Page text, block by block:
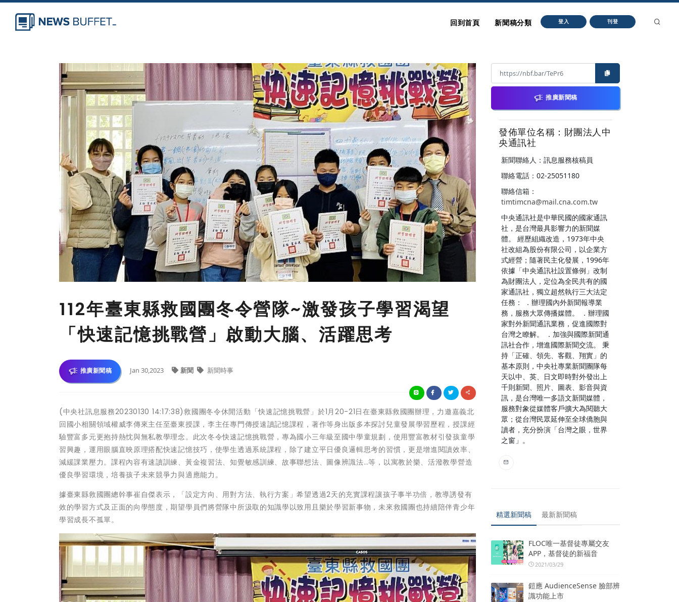
回到首頁 新聞稿分類 登入 刊登
112年臺東縣救國團冬令營隊~激發孩子學習渴望
「快速記憶挑戰營」啟動大腦、活躍思考
推廣新聞稿 Jan 30,2023 新聞 新聞時事
(中央社訊息服務20230130 14:17:38)救國團冬令休閒活動「快速記憶挑戰營」於1月20-21日在臺東縣救國團辦理，力邀嘉義北
回國小相關領域權威李傳來主任至臺東授課，李主任專門傳授速讀記憶課程，著作等身出版多本探討兒童發展學習歷程，授課經
驗豐富多元更抱持熱忱與無私教學理念。此次冬令快速記憶挑戰營，專為國小三年級至國中學童規劃，使用豐富教材引發孩童學
習興趣，運用眼腦直映原理搭配快速記憶技巧，使學生透過系統課程，除了建立平日優良邏輯思考的習慣，更是增進閱讀效率、
減緩課業壓力。課程內容有速讀訓練、黃金複習法、知覺敏感訓練、故事聯想法、圖像辨識法…等，以寓教於樂、活潑教學營造
優良學習環境，培養孩子未來競爭力與適應能力。
據臺東縣救國團總幹事崔自傑表示，「設定方向、用對方法、執行方案」希望透過2天的充實課程讓孩子事半功倍，教導誘發有
效的學習方式及正面的向學態度，期望學員們將營隊中所汲取的知識學以致用且樂於學習新事物，未來救國團也持續陪伴青少年
學習成長不孤單。
推廣新聞稿
發佈單位名稱：財團法人中
央通訊社
新聞聯絡人：訊息服務核稿員
聯絡電話：02-25051180
聯絡信箱：
timtimcna@mail.cna.com.tw
中央通訊社是中華民國的國家通訊
社，是台灣最具影響力的新聞媒
體。 經歷組織改造，1973年中央
社改組為股份有限公司，以企業方
式經營；隨著民主化發展，1996年
依據「中央通訊社設置條例」改制
為財團法人，定位為全民共有的國
家通訊社，獨立超然執行三大法定
任務： ．辦理國內外新聞報導業
務，服務大眾傳播媒體。 ．辦理國
家對外新聞通訊業務，促進國際對
台灣之瞭解。 ．加強與國際新聞通
訊社合作，增進國際新聞交流。 秉
持「正確、領先、客觀、翔實」的
基本原則，中央社專業新聞團隊每
天以中、英、日文即時對外發出上
千則新聞、照片、圖表、影音與資
訊，是台灣唯一多語文新聞媒體，
服務對象從媒體客戶擴大為閱聽大
眾；從台灣民眾延伸至全球僑胞與
讀者，充分扮演「台灣之眼，世界
之窗」。
精選新聞稿 最新新聞稿
FLOC唯一基督徒專屬交友
APP，基督徒的新福音
2021/03/29
鎧應 AudienceSense 臉部辨
識功能上市